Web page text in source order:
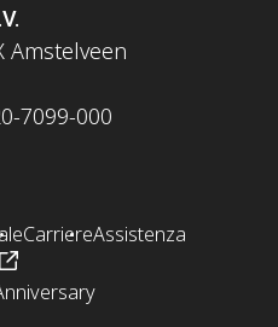
Amstelveen
7099-000
CarriereAssistenza